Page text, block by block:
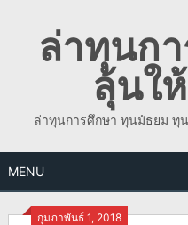
contentล่าทุนก
ลุ้นใ
ล่าทุนการศึกษา ทุนมัธยม ทุ
MENU
กุมภาพันธ์ 1, 2018